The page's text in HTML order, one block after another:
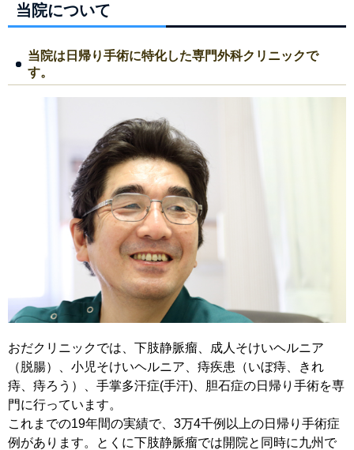
当院について
当院は日帰り手術に特化した専門外科クリニックで
す。
おだクリニックでは、下肢静脈瘤、成人そけいヘルニア
（脱腸）、小児そけいヘルニア、痔疾患（いぼ痔、きれ
痔、痔ろう）、手掌多汗症(手汗)、胆石症の日帰り手術を専
門に行っています。
これまでの19年間の実績で、3万4千例以上の日帰り手術症
例があります。とくに下肢静脈瘤では開院と同時に九州で